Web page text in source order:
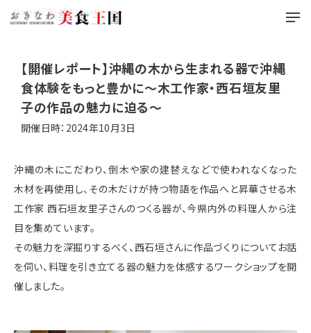
Home記事・特集 article
【開催レポート】沖縄の木から生まれる器で沖縄
食体験をもっと豊かに〜木工作家・西石垣友里
子の作品の魅力に迫る〜
開催日時：2024年10月3日
沖縄の木にこだわり、倒木や家の建替えなどで使われなくなった
木材を再使用し、その木だけが持つ物語を作品へと昇華させる木
工作家 西石垣友里子さんのつくる器が、今県内外の料理人から注
目を集めています。
その魅力を深掘りするべく、西石垣さんに作品づくりについてお話
を伺い、料理を引き立てる器の魅力を体感するワークショップを開
催しました。